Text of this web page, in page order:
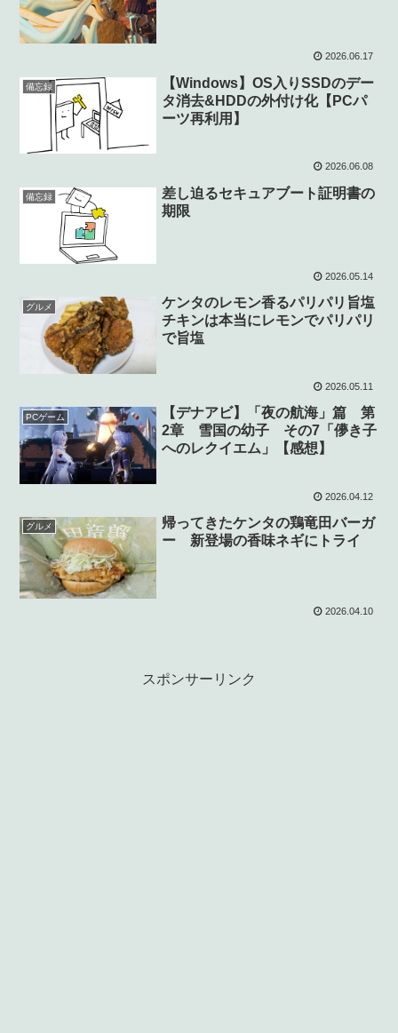
2026.06.17
備忘録
【Windows】OS入りSSDのデー
タ消去&HDDの外付け化【PCパ
ーツ再利用】
2026.06.08
備忘録
差し迫るセキュアブート証明書の
期限
2026.05.14
グルメ
ケンタのレモン香るパリパリ旨塩
チキンは本当にレモンでパリパリ
で旨塩
2026.05.11
PCゲーム
【デナアビ】「夜の航海」篇 第
2章 雪国の幼子 その7「儚き子
へのレクイエム」【感想】
2026.04.12
グルメ
帰ってきたケンタの鶏竜田バーガ
ー 新登場の香味ネギにトライ
2026.04.10
スポンサーリンク